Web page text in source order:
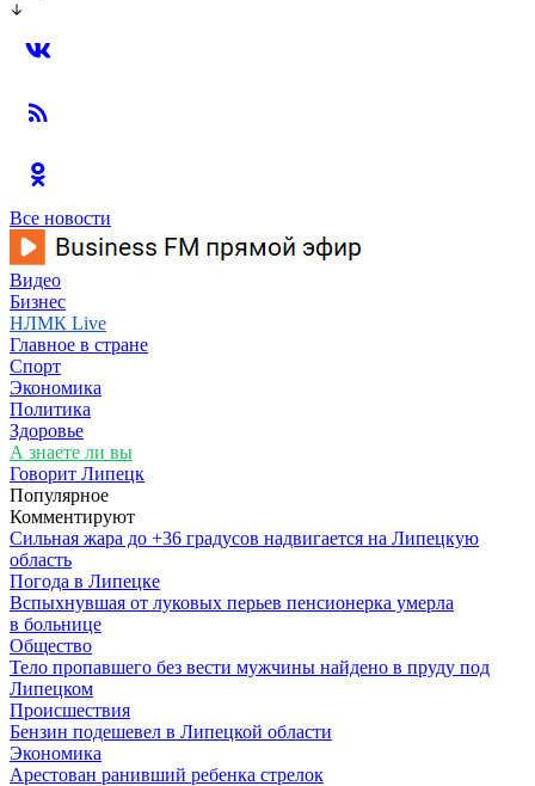
Все новости
Видео
Бизнес
НЛМК Live
Главное в стране
Спорт
Экономика
Политика
Здоровье
А знаете ли вы
Говорит Липецк
Популярное
Комментируют
Сильная жара до +36 градусов надвигается на Липецкую
область
Погода в Липецке
Вспыхнувшая от луковых перьев пенсионерка умерла
в больнице
Общество
Тело пропавшего без вести мужчины найдено в пруду под
Липецком
Происшествия
Бензин подешевел в Липецкой области
Экономика
Арестован ранивший ребенка стрелок